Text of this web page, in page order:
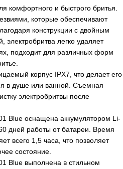
комфортного и быстрого бритья.
которые обеспечивают
конструкции с двойным
легко удаляет
подходит для различных форм
корпус IPX7, что делает его
в душе или ванной. Съемная
электробритвы после
Blue оснащена аккумулятором Li-
дней работы от батареи. Время
всего 1,5 часа, что позволяет
состояние.
Blue выполнена в стильном